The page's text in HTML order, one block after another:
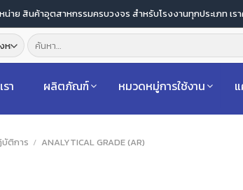
หน่าย สินค้าอุตสาหกรรมครบวงจร สำหรับโรงงานทุกประเภ
ค้นหา:
า ผลิตภัณฑ์ หมวดหมู่การใช้งาน
บัติการ / ANALYTICAL GRADE (AR)